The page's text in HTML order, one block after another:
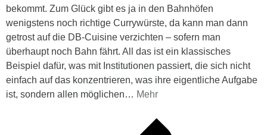
bekommt. Zum Glück gibt es ja in den Bahnhöfen
wenigstens noch richtige Currywürste, da kann man dann
getrost auf die DB-Cuisine verzichten – sofern man
überhaupt noch Bahn fährt. All das ist ein klassisches
Beispiel dafür, was mit Institutionen passiert, die sich nicht
einfach auf das konzentrieren, was ihre eigentliche Aufgabe
ist, sondern allen möglichen… Mehr